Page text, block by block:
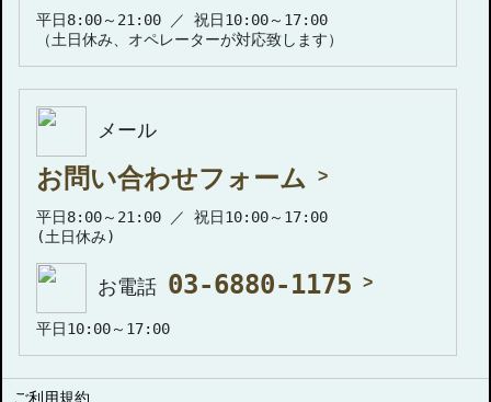
平日8:00～21:00 ／ 祝日10:00～17:00
（土日休み、オペレーターが対応致します）
メール
お問い合わせフォーム
平日8:00～21:00 ／ 祝日10:00～17:00
(土日休み)
お電話 03-6880-1175
平日10:00～17:00
ご利用規約